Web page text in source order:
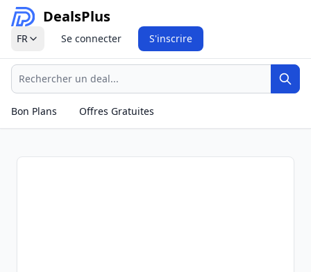
DealsPlus
FR Se connecter S'inscrire
Recherche
Bon Plans
Offres Gratuites